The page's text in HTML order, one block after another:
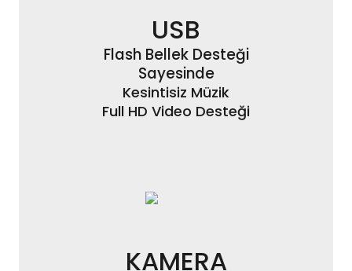
USB
Flash Bellek Desteği
Sayesinde
Kesintisiz Müzik
Full HD Video Desteği
KAMERA